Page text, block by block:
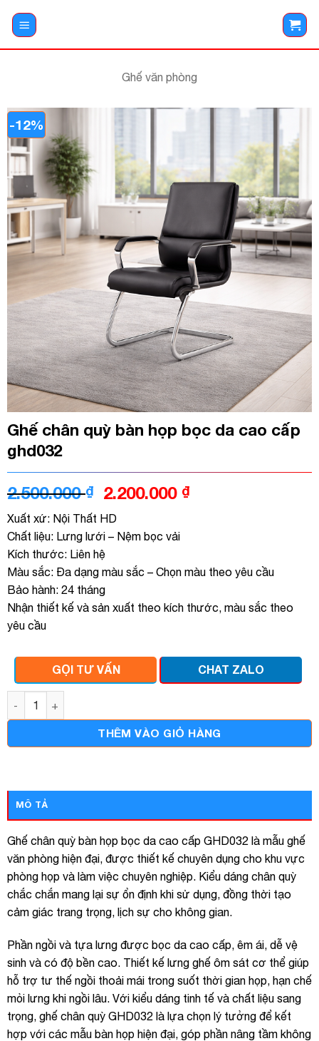
Ghế văn phòng
-12%
Ghế chân quỳ bàn họp bọc da cao cấp
ghd032
2.500.000₫
Giá
gốc
là:
2.500.000 ₫.
2.200.000 ₫Giá
Xuất xứ: Nội Thất HD
Chất liệu: Lưng lưới – Nệm bọc vải
Kích thước: Liên hệ
Màu sắc: Đa dạng màu sắc – Chọn màu theo yêu cầu
Bảo hành: 24 tháng
Nhận thiết kế và sản xuất theo kích thước, màu sắc theo
yêu cầu
GỌI TƯ VẤN CHAT ZALO
Ghế chân quỳ bàn họp bọc da cao cấp ghd032 số lượng
THÊM VÀO GIỎ HÀNG
MÔ TẢ
Ghế chân quỳ bàn họp bọc da cao cấp GHD032 là mẫu ghế
văn phòng hiện đại, được thiết kế chuyên dụng cho khu vực
phòng họp và làm việc chuyên nghiệp. Kiểu dáng chân quỳ
chắc chắn mang lại sự ổn định khi sử dụng, đồng thời tạo
cảm giác trang trọng, lịch sự cho không gian.
Phần ngồi và tựa lưng được bọc da cao cấp, êm ái, dễ vệ
sinh và có độ bền cao. Thiết kế lưng ghế ôm sát cơ thể giúp
hỗ trợ tư thế ngồi thoải mái trong suốt thời gian họp, hạn chế
mỏi lưng khi ngồi lâu. Với kiểu dáng tinh tế và chất liệu sang
trọng, ghế chân quỳ GHD032 là lựa chọn lý tưởng để kết
hợp với các mẫu bàn họp hiện đại, góp phần nâng tầm không